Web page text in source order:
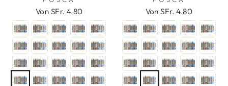
Von SFr. 4.80 Von SFr. 4.80